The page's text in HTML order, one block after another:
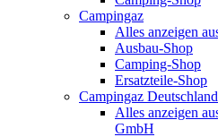
Campingaz
Alles anzeigen
Ausbau-Shop
Camping-Shop
Ersatzteile-Shop
Campingaz
Alles anzeigen
GmbH